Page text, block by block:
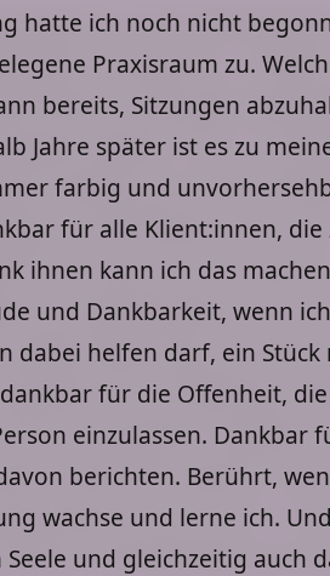
hatte ich noch nicht
Praxisraum zu.
bereits, Sitzungen
Jahre später ist es zu
farbig und
für alle Klient:innen,
ihnen kann ich das
und Dankbarkeit, wenn
dabei helfen darf, ein
für die Offenheit,
einzulassen. Dankbar
berichten. Berührt,
wachse und lerne ich.
und gleichzeitig auch